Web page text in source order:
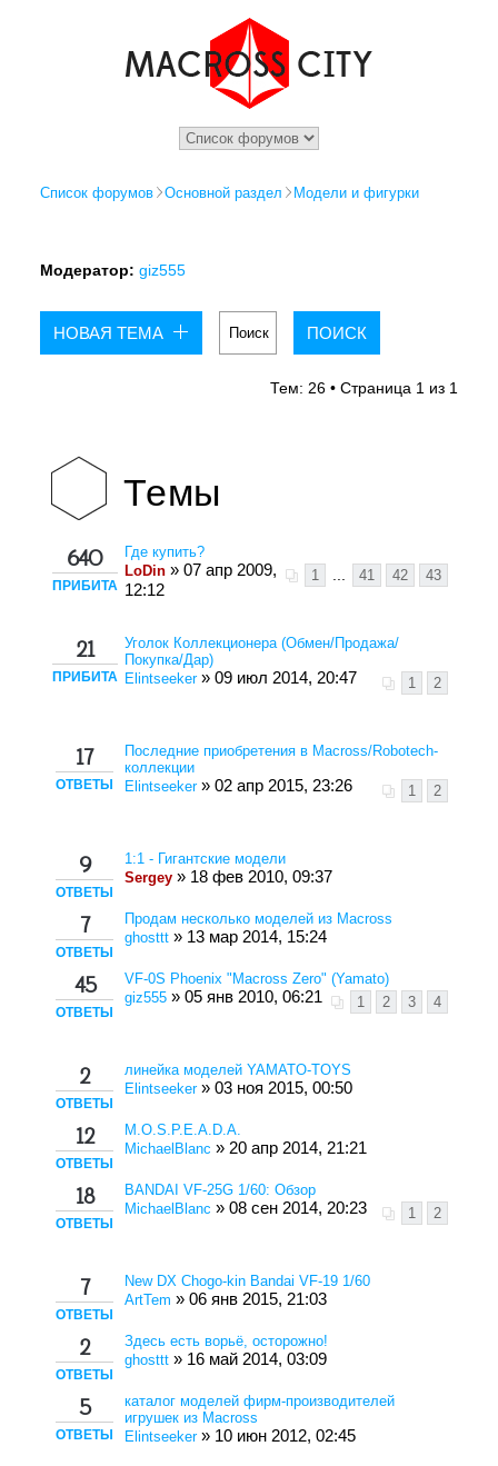
Список форумов Основной раздел Модели и фигурки
Модератор: giz555
НОВАЯ ТЕМА
Тем: 26 • Страница 1из 1
Темы
640
ПРИБИТА
Где купить?
1
... 41 42 43
LoDin » 07 апр 2009,
12:12
21
ПРИБИТА
Уголок Коллекционера (Обмен/Продажа/
Покупка/Дар)
1
2
Elintseeker» 09 июл 2014, 20:47
17
ОТВЕТЫ
Последние приобретения в Macross/Robotech-
коллекции
1
2
Elintseeker» 02 апр 2015, 23:26
9
ОТВЕТЫ
1:1 - Гигантские модели
Sergey » 18 фев 2010, 09:37
7
ОТВЕТЫ
Продам несколько моделей из Macross
ghosttt » 13 мар 2014, 15:24
45
ОТВЕТЫ
VF-0S Phoenix "Macross Zero" (Yamato)
1
2 3 4
giz555 » 05 янв 2010, 06:21
2
ОТВЕТЫ
линейка моделей YAMATO-TOYS
Elintseeker» 03 ноя 2015, 00:50
12
ОТВЕТЫ
M.O.S.P.E.A.D.A.
MichaelBlanc » 20 апр 2014, 21:21
18
ОТВЕТЫ
BANDAI VF-25G 1/60: Обзор
1
2
MichaelBlanc » 08 сен 2014, 20:23
7
ОТВЕТЫ
New DX Chogo-kin Bandai VF-19 1/60
ArtTem » 06 янв 2015, 21:03
2
ОТВЕТЫ
Здесь есть ворьё, осторожно!
ghosttt » 16 май 2014, 03:09
5
ОТВЕТЫ
каталог моделей фирм-производителей
игрушек из Macross
Elintseeker» 10 июн 2012, 02:45